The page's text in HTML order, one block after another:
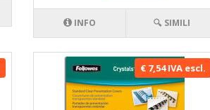
INFO 🔍 SIMILI
€ 7,54 IVA escl.